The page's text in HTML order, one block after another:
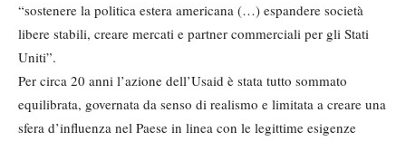
“sostenere la politica estera americana (…) espandere società
libere stabili, creare mercati e partner commerciali per gli Stati
Uniti”.
Per circa 20 anni l’azione dell’Usaid è stata tutto sommato
equilibrata, governata da senso di realismo e limitata a creare una
sfera d’influenza nel Paese in linea con le legittime esigenze